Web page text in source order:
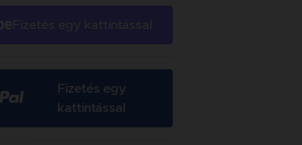
Fizetés egy
kattintással